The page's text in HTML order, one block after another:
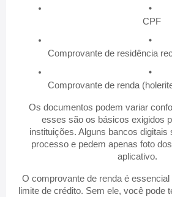
CPF
Comprovante de residência
Comprovante de renda
Os documentos podem variar
esses são os básicos exigidos
instituições. Alguns bancos
processo e pedem apenas foto
aplicativo.
O comprovante de renda é
limite de crédito. Sem ele, você pode